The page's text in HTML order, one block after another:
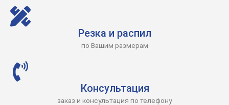
Резка и распил
по Вашим размерам
Консультация
заказ и консультация по телефону